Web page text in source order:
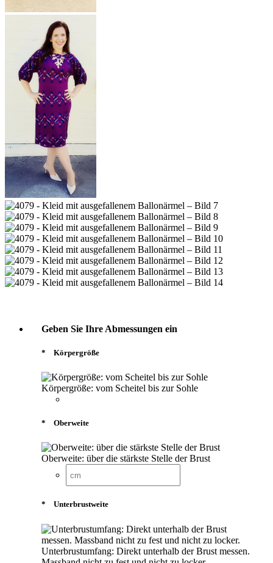
Geben Sie Ihre Abmessungen ein
* Körpergröße
Körpergröße: vom Scheitel bis zur Sohle
* Oberweite
Oberweite: über die stärkste Stelle der Brust
* Unterbrustweite
Unterbrustumfang: Direkt unterhalb der Brust messen.